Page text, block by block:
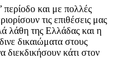
και με πολλές
τις επιθέσεις μας
λάθη της Ελλάδας και η
δικαιώματα στους
διεκδικήσουν κάτι στον